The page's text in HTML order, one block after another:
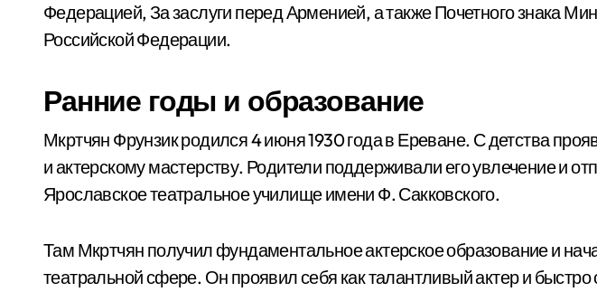
Федерацией, За заслуги перед Арменией, а также Почетного знака
Российской Федерации.
Ранние годы и образование
Мкртчян Фрунзик родился 4 июня 1930 года в Ереване. С детства
и актерскому мастерству. Родители поддерживали его увлечение и
Ярославское театральное училище имени Ф. Сакковского.
Там Мкртчян получил фундаментальное актерское образование и
театральной сфере. Он проявил себя как талантливый актер и